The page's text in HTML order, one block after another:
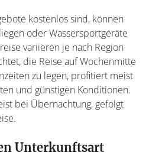
kostenlos sind, können
oder Wassersportgeräte
variieren je nach Region
die Reise auf Wochenmitte
zu legen, profitiert meist
und günstigen Konditionen.
bei Übernachtung, gefolgt
Unterkunftsart